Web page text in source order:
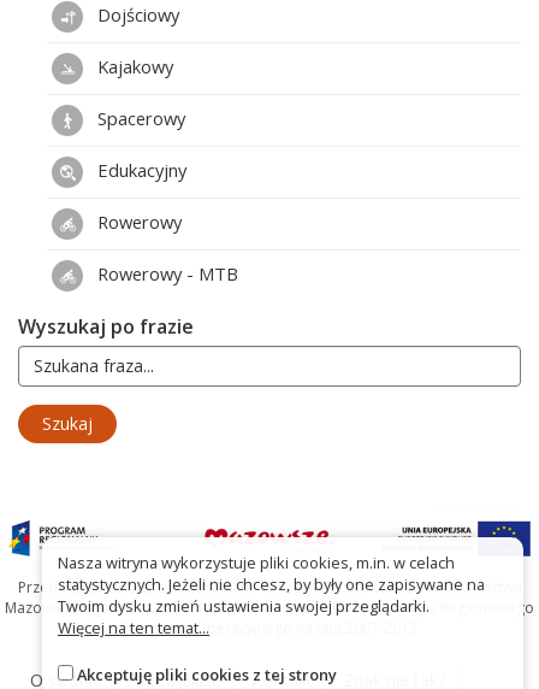
Dojściowy
Kajakowy
Spacerowy
Edukacyjny
Rowerowy
Rowerowy - MTB
Wyszukaj po frazie
Przedsięwzięcie współfinansowane ze środków Samorządu Województwa
Mazowieckiego oraz Unię Europejską w ramach Mazowieckiego Regionalnego
Programu Operacyjnego na lata 2007-2013
O stronie O projekcie Kontakt
Nasza witryna wykorzystuje pliki cookies, m.in. w celach
statystycznych. Jeżeli nie chcesz, by były one zapisywane na
Twoim dysku zmień ustawienia swojej przeglądarki.
Więcej na ten temat...
Akceptuję pliki cookies z tej strony